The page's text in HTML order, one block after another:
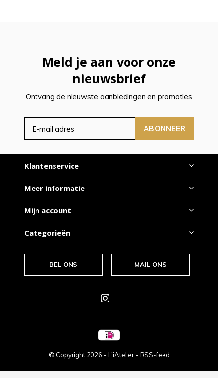
Meld je aan voor onze
nieuwsbrief
Ontvang de nieuwste aanbiedingen en promoties
ABONNEER
Klantenservice
Meer informatie
Mijn account
Categorieën
BEL ONS MAIL ONS
© Copyright 2026 - L'iAtelier - RSS-feed